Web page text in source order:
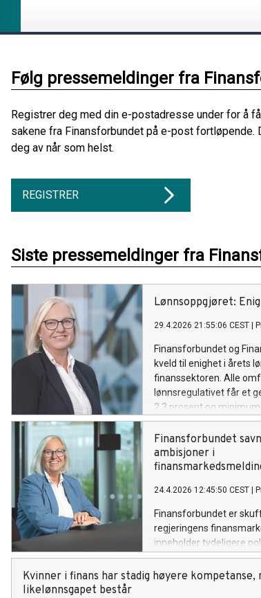
Følg pressemeldinger fra
Registrer deg med din e-postadresse under for å
sakene fra Finansforbundet på e-post fortløpende.
deg av når som helst.
REGISTRER
Siste pressemeldinger fra
Lønnsoppgjøret:
29.4.2026 21:55:06 CEST
Finansforbundet og
kveld til enighet i årets
finanssektoren. Alle
lønnsregulativet får et
2,3 prosent og minimum
med virkning fra 1.mai. I
regulativet utvidet med
toppen.
Finansforbundet
ambisjoner i
24.4.2026 12:45:50 CEST
Finansforbundet er
regjeringens
inneholder tydeligere
ambisjoner for
finansnæring.
Kvinner i finans har stadig høyere kompetanse,
likelønnsgapet består